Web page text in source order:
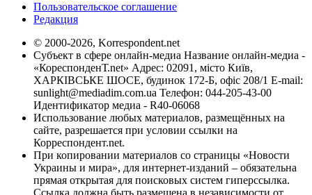
Пользовательское соглашение
Редакция
© 2000-2026, Korrespondent.net
Субъект в сфере онлайн-медиа Название онлайн-медиа -
«КореспонденТ.net» Адрес: 02091, місто Київ,
ХАРКІВСЬКЕ ШОСЕ, будинок 172-Б, офіс 208/1 E-mail:
sunlight@mediadim.com.ua Телефон: 044-205-43-00
Идентификатор медиа - R40-06068
Использование любых материалов, размещённых на
сайте, разрешается при условии ссылки на
Корреспондент.net.
При копировании материалов со страницы «Новости
Украины и мира», для интернет-изданий – обязательна
прямая открытая для поисковых систем гиперссылка.